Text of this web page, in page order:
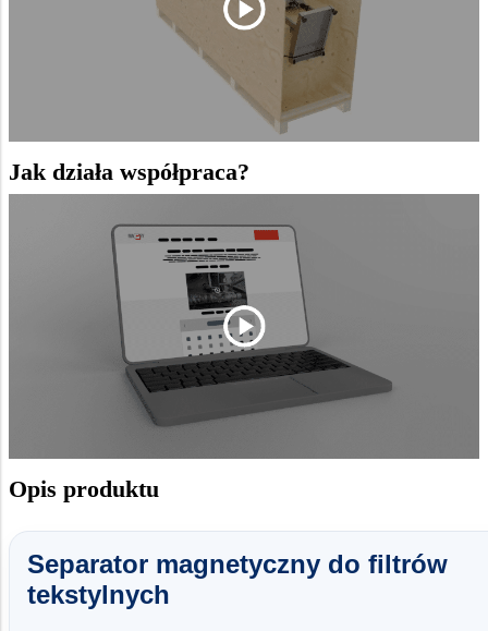
Jak działa współpraca?
Opis produktu
Separator magnetyczny do filtrów
tekstylnych